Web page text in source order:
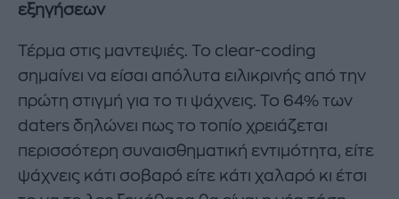
εξηγήσεων
Τέρμα στις μαντεψιές. Το clear-coding
σημαίνει να είσαι απόλυτα ειλικρινής από την
πρώτη στιγμή για το τι ψάχνεις. Το 64% των
daters δηλώνει πως το τοπίο χρειάζεται
περισσότερη συναισθηματική εντιμότητα, είτε
ψάχνεις κάτι σοβαρό είτε κάτι χαλαρό κι έτσι